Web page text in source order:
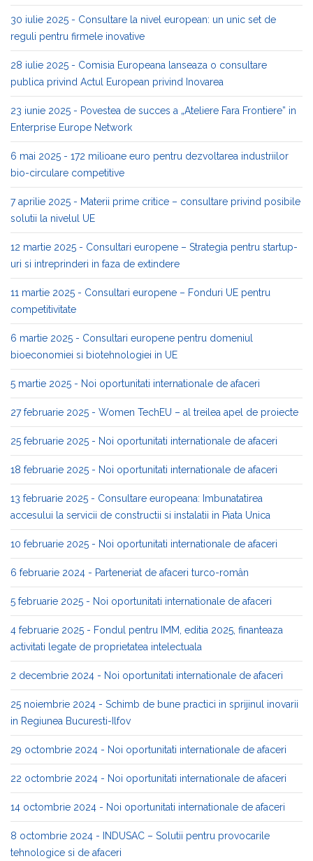
30 iulie 2025 - Consultare la nivel european: un unic set de
reguli pentru firmele inovative
28 iulie 2025 - Comisia Europeana lanseaza o consultare
publica privind Actul European privind Inovarea
23 iunie 2025 - Povestea de succes a „Ateliere Fara Frontiere” in
Enterprise Europe Network
6 mai 2025 - 172 milioane euro pentru dezvoltarea industriilor
bio-circulare competitive
7 aprilie 2025 - Materii prime critice – consultare privind posibile
solutii la nivelul UE
12 martie 2025 - Consultari europene – Strategia pentru startup-
uri si intreprinderi in faza de extindere
11 martie 2025 - Consultari europene – Fonduri UE pentru
competitivitate
6 martie 2025 - Consultari europene pentru domeniul
bioeconomiei si biotehnologiei in UE
5 martie 2025 - Noi oportunitati internationale de afaceri
27 februarie 2025 - Women TechEU – al treilea apel de proiecte
25 februarie 2025 - Noi oportunitati internationale de afaceri
18 februarie 2025 - Noi oportunitati internationale de afaceri
13 februarie 2025 - Consultare europeana: Imbunatatirea
accesului la servicii de constructii si instalatii in Piata Unica
10 februarie 2025 - Noi oportunitati internationale de afaceri
6 februarie 2024 - Parteneriat de afaceri turco-român
5 februarie 2025 - Noi oportunitati internationale de afaceri
4 februarie 2025 - Fondul pentru IMM, editia 2025, finanteaza
activitati legate de proprietatea intelectuala
2 decembrie 2024 - Noi oportunitati internationale de afaceri
25 noiembrie 2024 - Schimb de bune practici in sprijinul inovarii
in Regiunea Bucuresti-Ilfov
29 octombrie 2024 - Noi oportunitati internationale de afaceri
22 octombrie 2024 - Noi oportunitati internationale de afaceri
14 octombrie 2024 - Noi oportunitati internationale de afaceri
8 octombrie 2024 - INDUSAC – Solutii pentru provocarile
tehnologice si de afaceri